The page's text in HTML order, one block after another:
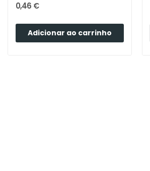
0,46 €
Adicionar ao carrinho